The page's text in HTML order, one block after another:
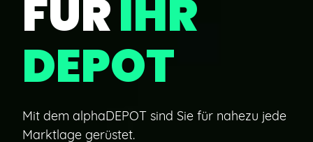
FÜRIHR
DEPOT
Mit dem alphaDEPOT sind Sie für nahezu jede
Marktlage gerüstet.